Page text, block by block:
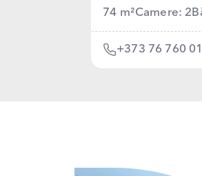
74 m²Camere: 2
+373 76 760